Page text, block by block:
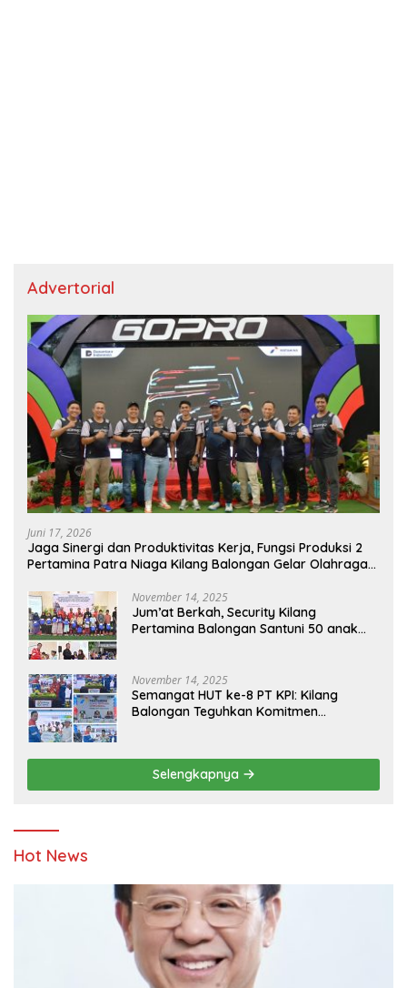
Advertorial
Juni 17, 2026
Jaga Sinergi dan Produktivitas Kerja, Fungsi Produksi 2
Pertamina Patra Niaga Kilang Balongan Gelar Olahraga
November 14, 2025
Jum’at Berkah, Security Kilang
Pertamina Balongan Santuni 50 anak
November 14, 2025
Semangat HUT ke-8 PT KPI: Kilang
Balongan Teguhkan Komitmen
Pendidikan
Selengkapnya
Hot News